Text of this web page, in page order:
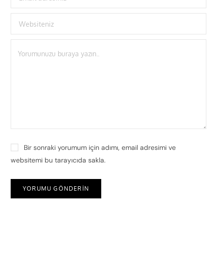
Bir sonraki yorumum için adımı, email adresimi ve
websitemi bu tarayıcıda sakla.